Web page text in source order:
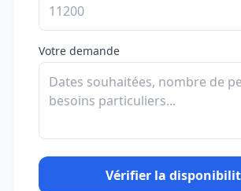
Votre demande
Vérifier la